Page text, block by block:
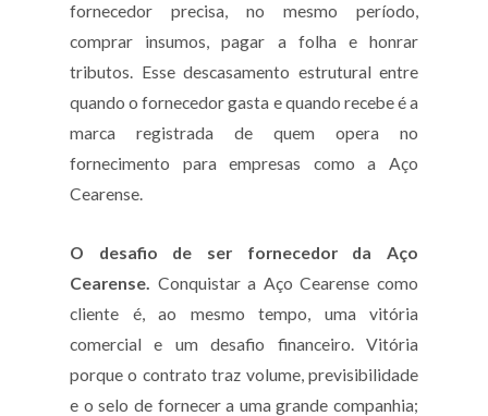
fornecedor precisa, no mesmo período,
comprar insumos, pagar a folha e honrar
tributos. Esse descasamento estrutural entre
quando o fornecedor gasta e quando recebe é a
marca registrada de quem opera no
fornecimento para empresas como a Aço
Cearense.
O desafio de ser fornecedor da Aço
Cearense. Conquistar a Aço Cearense como
cliente é, ao mesmo tempo, uma vitória
comercial e um desafio financeiro. Vitória
porque o contrato traz volume, previsibilidade
e o selo de fornecer a uma grande companhia;